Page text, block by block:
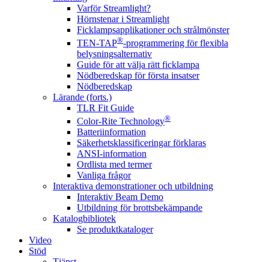
Varför Streamlight?
Hörnstenar i Streamlight
Ficklampsapplikationer och strålmönster
TEN-TAP®-programmering för flexibla
belysningsalternativ
Guide för att välja rätt ficklampa
Nödberedskap för första insatser
Nödberedskap
Lärande (forts.)
TLR Fit Guide
Color-Rite Technology®
Batteriinformation
Säkerhetsklassificeringar förklaras
ANSI-information
Ordlista med termer
Vanliga frågor
Interaktiva demonstrationer och utbildning
Interaktiv Beam Demo
Utbildning för brottsbekämpande
Katalogbibliotek
Se produktkataloger
Video
Stöd